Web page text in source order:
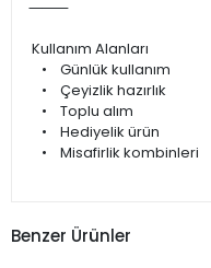
⸻
Kullanım Alanları
• Günlük kullanım
• Çeyizlik hazırlık
• Toplu alım
• Hediyelik ürün
• Misafirlik kombinleri
Benzer Ürünler